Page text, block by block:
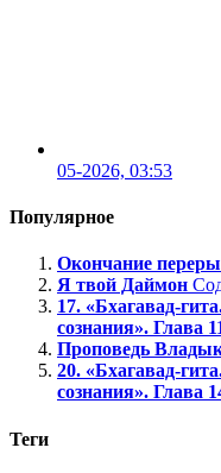
05-2026, 03:53
Популярное
Окончание
Я твой Даймон
17. «Бхагавад-
сознания». Глава
Проповедь
20. «Бхагавад-
сознания». Глава
Теги